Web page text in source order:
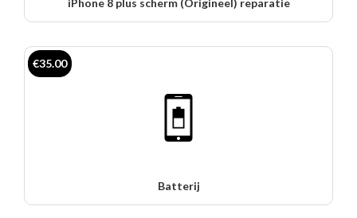
Batterij
€35.00